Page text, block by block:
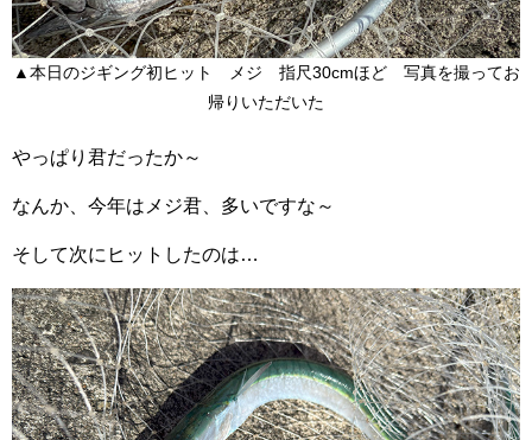
▲本日のジギング初ヒット メジ 指尺30cmほど 写真を撮ってお
帰りいただいた
やっぱり君だったか～
なんか、今年はメジ君、多いですな～
そして次にヒットしたのは…